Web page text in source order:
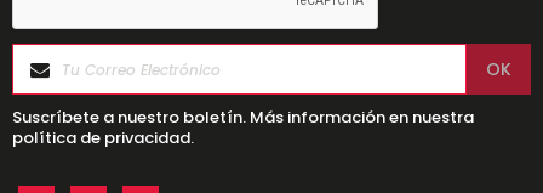
Suscríbete a nuestro boletín. Más información en nuestra
política de privacidad.